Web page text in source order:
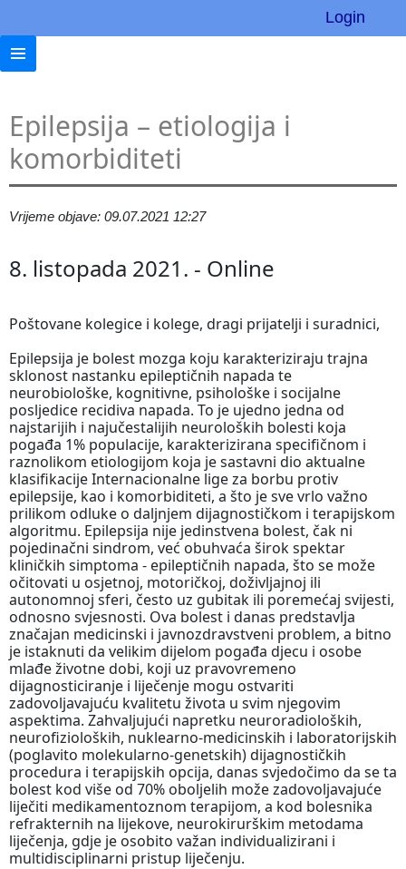
Login
Epilepsija – etiologija i
komorbiditeti
Vrijeme objave: 09.07.2021 12:27
8. listopada 2021. - Online
Poštovane kolegice i kolege, dragi prijatelji i suradnici,
Epilepsija je bolest mozga koju karakteriziraju trajna
sklonost nastanku epileptičnih napada te
neurobiološke, kognitivne, psihološke i socijalne
posljedice recidiva napada. To je ujedno jedna od
najstarijih i najučestalijih neuroloških bolesti koja
pogađa 1% populacije, karakterizirana specifičnom i
raznolikom etiologijom koja je sastavni dio aktualne
klasifikacije Internacionalne lige za borbu protiv
epilepsije, kao i komorbiditeti, a što je sve vrlo važno
prilikom odluke o daljnjem dijagnostičkom i terapijskom
algoritmu. Epilepsija nije jedinstvena bolest, čak ni
pojedinačni sindrom, već obuhvaća širok spektar
kliničkih simptoma - epileptičnih napada, što se može
očitovati u osjetnoj, motoričkoj, doživljajnoj ili
autonomnoj sferi, često uz gubitak ili poremećaj svijesti,
odnosno svjesnosti. Ova bolest i danas predstavlja
značajan medicinski i javnozdravstveni problem, a bitno
je istaknuti da velikim dijelom pogađa djecu i osobe
mlađe životne dobi, koji uz pravovremeno
dijagnosticiranje i liječenje mogu ostvariti
zadovoljavajuću kvalitetu života u svim njegovim
aspektima. Zahvaljujući napretku neuroradioloških,
neurofizioloških, nuklearno-medicinskih i laboratorijskih
(poglavito molekularno-genetskih) dijagnostičkih
procedura i terapijskih opcija, danas svjedočimo da se ta
bolest kod više od 70% oboljelih može zadovoljavajuće
liječiti medikamentoznom terapijom, a kod bolesnika
refrakternih na lijekove, neurokirurškim metodama
liječenja, gdje je osobito važan individualizirani i
multidisciplinarni pristup liječenju.